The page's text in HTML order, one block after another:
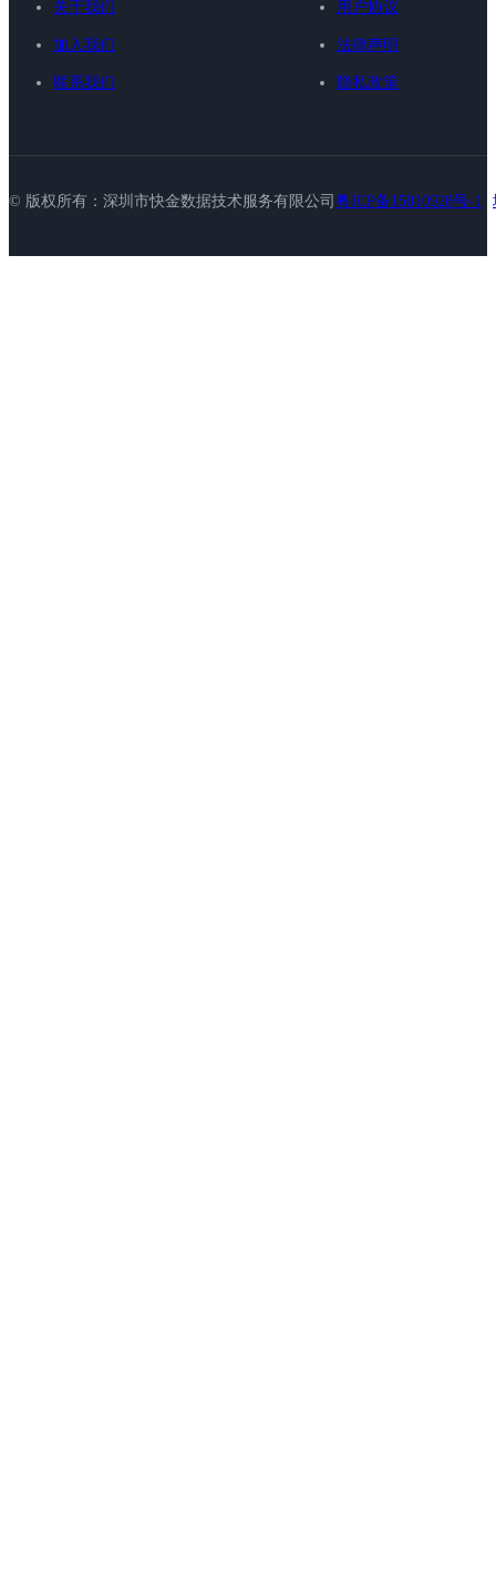
关于我们
加入我们
联系我们
用户协议
法律声明
隐私政策
© 版权所有：深圳市快金数据技术服务有限公司 粤ICP备15010928号-1